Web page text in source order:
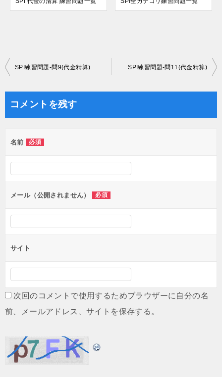
投
ー
シ
ョ
ン
SPI練習問題-問9(代金精算) SPI練習問題-問11(代金精算)
コメントを残す
名前 必須
メール（公開されません） 必須
サイト
次回のコメントで使用するためブラウザーに自分の名
前、メールアドレス、サイトを保存する。